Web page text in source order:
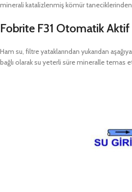
minerali katalizlenmiş kömür
Fobrite F31 Otomatik
Ham su, filtre yataklarından yukarıdan
bağlı olarak su yeterli süre mineralle temas